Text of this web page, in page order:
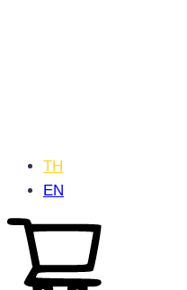
TH
EN